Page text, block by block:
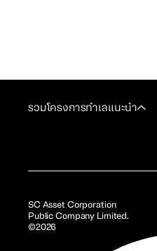
รวมโครงการทำเลแนะนำ
SC Asset Corporation
Public Company Limited.
©2026